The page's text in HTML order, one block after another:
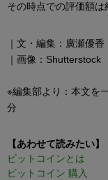
その時点での評価額は
｜文・編集：廣瀬優香
｜画像：Shutterstock
※編集部より：本文を
分
【あわせて読みたい】
ビットコインとは
ビットコイン 購入